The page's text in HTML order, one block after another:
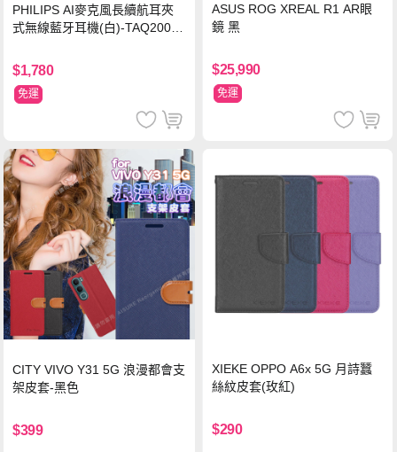
PHILIPS AI麥克風長續航耳夾
式無線藍牙耳機(白)-TAQ2000
$1,780
免運
ASUS ROG XREAL R1 AR眼
鏡 黑
$25,990
免運
CITY VIVO Y31 5G 浪漫都會支
架皮套-黑色
$399
XIEKE OPPO A6x 5G 月詩蠶
絲紋皮套(玫紅)
$290